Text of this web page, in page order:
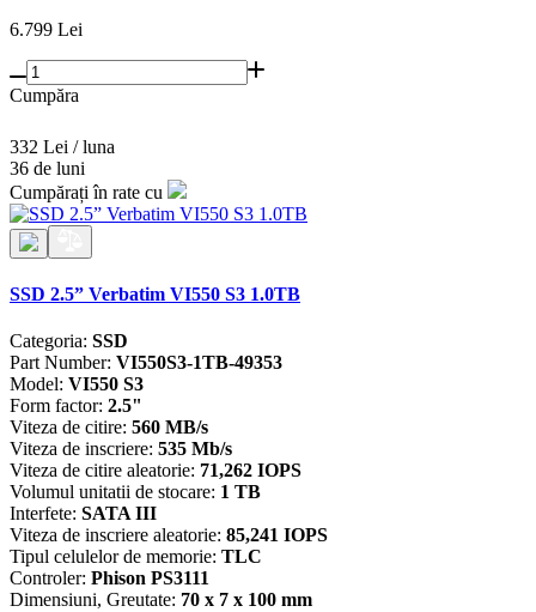
6.799 Lei
Cumpăra
332 Lei / luna
36 de luni
Cumpărați în rate cu
SSD 2.5” Verbatim VI550 S3 1.0TB
Categoria: SSD
Part Number: VI550S3-1TB-49353
Model: VI550 S3
Form factor: 2.5"
Viteza de citire: 560 MB/s
Viteza de inscriere: 535 Mb/s
Viteza de citire aleatorie: 71,262 IOPS
Volumul unitatii de stocare: 1 TB
Interfete: SATA III
Viteza de inscriere aleatorie: 85,241 IOPS
Tipul celulelor de memorie: TLC
Controler: Phison PS3111
Dimensiuni, Greutate: 70 x 7 x 100 mm